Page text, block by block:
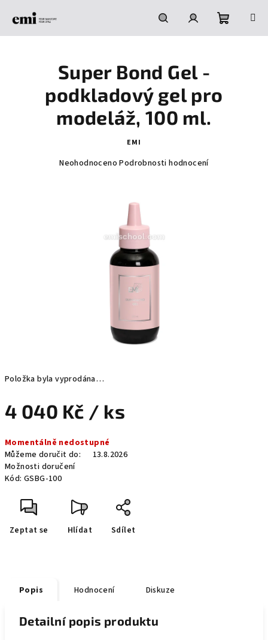
HledatPřihlášeníNákupní
Položka byla vyprodána…
4 040 Kč / ks
cena:
Momentálně nedostupné
Můžeme doručit do:
13.8.2026
Možnosti doručení
Kód: GSBG-100
Zeptat se Hlídat Sdílet
Super Bond Gel -
podkladový gel pro
modeláž, 100 ml.
EMI
Průměrné
Neohodnoceno Podrobnosti hodnocení
Popis Hodnocení Diskuze
Detailní popis produktu